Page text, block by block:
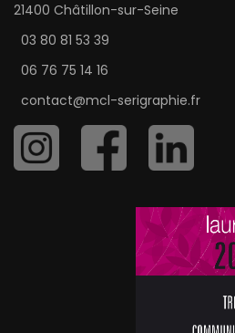
21400 Châtillon-sur-Seine
03 80 81 53 39
06 76 75 14 16
contact@mcl-serigraphie.fr